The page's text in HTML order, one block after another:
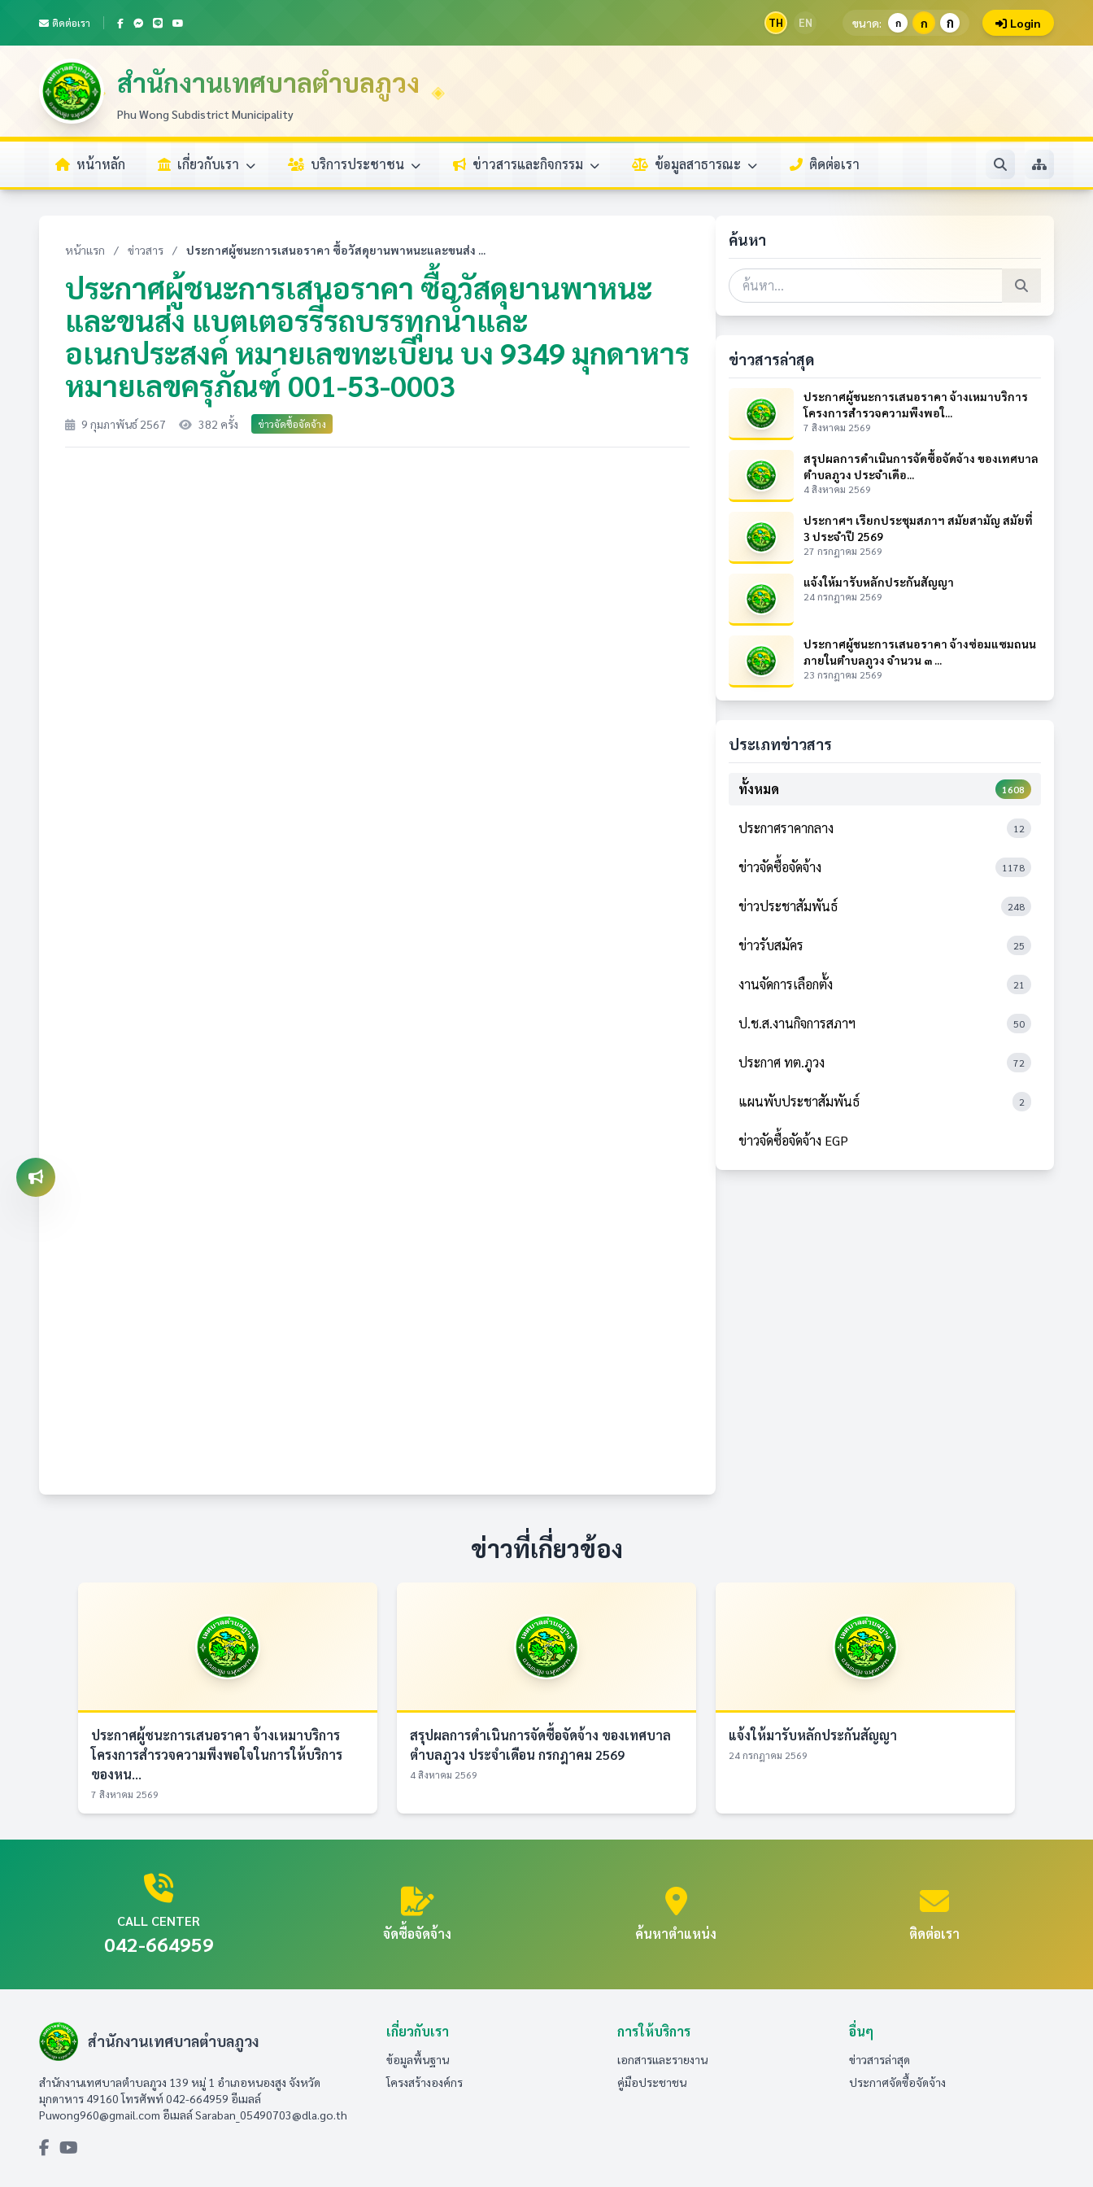
ติดต่อเรา TH EN ขนาด: ก ก ก Login
สำนักงานเทศบาลตำบลภูวง
Phu Wong Subdistrict Municipality
หน้าหลัก เกี่ยวกับเรา บริการประชาชน ข่าวสารและกิจกรรม ข้อมูลสาธารณะ ติดต่อเรา
หน้าแรก / ข่าวสาร / ประกาศผู้ชนะการเสนอราคา ซื้อวัสดุยานพาหนะและขนส่ง ...
ประกาศผู้ชนะการเสนอราคา ซื้อวัสดุยานพาหนะ
และขนส่ง แบตเตอรรี่รถบรรทุกน้ำและ
อเนกประสงค์ หมายเลขทะเบียน บง 9349 มุกดาหาร
หมายเลขครุภัณฑ์ 001-53-0003
9 กุมภาพันธ์ 2567 382 ครั้ง ข่าวจัดซื้อจัดจ้าง
ค้นหา
ข่าวสารล่าสุด
ประกาศผู้ชนะการเสนอราคา จ้างเหมาบริการ
โครงการสำรวจความพึงพอใ...
7 สิงหาคม 2569
สรุปผลการดำเนินการจัดซื้อจัดจ้าง ของเทศบาล
ตำบลภูวง ประจำเดือ...
4 สิงหาคม 2569
ประกาศฯ เรียกประชุมสภาฯ สมัยสามัญ สมัยที่
3 ประจำปี 2569
27 กรกฎาคม 2569
แจ้งให้มารับหลักประกันสัญญา
24 กรกฎาคม 2569
ประกาศผู้ชนะการเสนอราคา จ้างซ่อมแซมถนน
ภายในตำบลภูวง จำนวน ๓ ...
23 กรกฎาคม 2569
ประเภทข่าวสาร
ทั้งหมด 1608
ประกาศราคากลาง 12
ข่าวจัดซื้อจัดจ้าง 1178
ข่าวประชาสัมพันธ์ 248
ข่าวรับสมัคร 25
งานจัดการเลือกตั้ง 21
ป.ช.ส.งานกิจการสภาฯ 50
ประกาศ ทต.ภูวง 72
แผนพับประชาสัมพันธ์ 2
ข่าวจัดซื้อจัดจ้าง EGP
ข่าวที่เกี่ยวข้อง
ประกาศผู้ชนะการเสนอราคา จ้างเหมาบริการ
โครงการสำรวจความพึงพอใจในการให้บริการ
ของหน...
7 สิงหาคม 2569
สรุปผลการดำเนินการจัดซื้อจัดจ้าง ของเทศบาล
ตำบลภูวง ประจำเดือน กรกฎาคม 2569
4 สิงหาคม 2569
แจ้งให้มารับหลักประกันสัญญา
24 กรกฎาคม 2569
CALL CENTER
042-664959 จัดซื้อจัดจ้าง ค้นหาตำแหน่ง ติดต่อเรา
สำนักงานเทศบาลตำบลภูวง
สำนักงานเทศบาลตำบลภูวง 139 หมู่ 1 อำเภอหนองสูง จังหวัด
มุกดาหาร 49160 โทรศัพท์ 042-664959 อีเมลล์
Puwong960@gmail.com อีเมลล์Saraban_05490703@dla.go.th
เกี่ยวกับเรา
ข้อมูลพื้นฐาน
โครงสร้างองค์กร
การให้บริการ
เอกสารและรายงาน
คู่มือประชาชน
อื่นๆ
ข่าวสารล่าสุด
ประกาศจัดซื้อจัดจ้าง